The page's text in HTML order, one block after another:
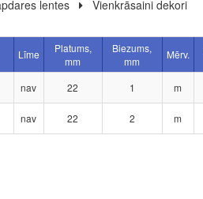
lentes Vienkrāsaini dekori
Līme
Platums,
mm
Biezums,
mm
Mērv.
nav 22 1 m
nav 22 2 m